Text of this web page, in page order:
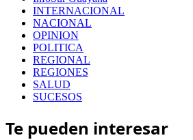
INTERNACIONAL
NACIONAL
OPINION
POLITICA
REGIONAL
REGIONES
SALUD
SUCESOS
Te pueden interesar